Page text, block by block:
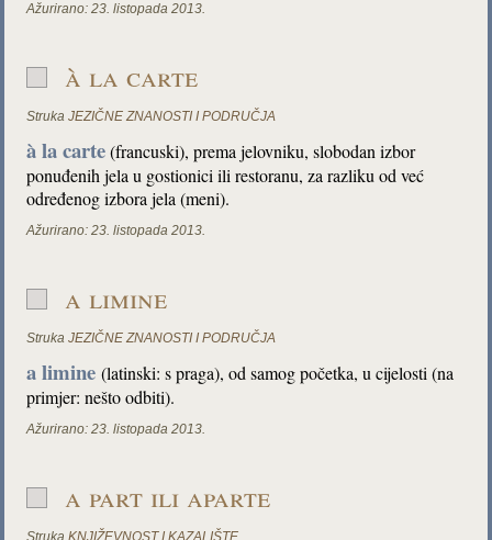
Ažurirano: 23. listopada 2013.
à la carte
Struka JEZIČNE ZNANOSTI I PODRUČJA
à la carte(francuski), prema jelovniku, slobodan izbor
ponuđenih jela u gostionici ili restoranu, za razliku od već
određenog izbora jela (meni).
Ažurirano: 23. listopada 2013.
a limine
Struka JEZIČNE ZNANOSTI I PODRUČJA
a limine(latinski: s praga), od samog početka, u cijelosti (na
primjer: nešto odbiti).
Ažurirano: 23. listopada 2013.
a part ili aparte
Struka KNJIŽEVNOST I KAZALIŠTE